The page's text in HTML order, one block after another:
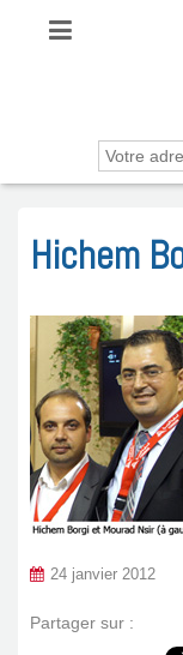
Hichem
24 janvier 2012
Partager sur :